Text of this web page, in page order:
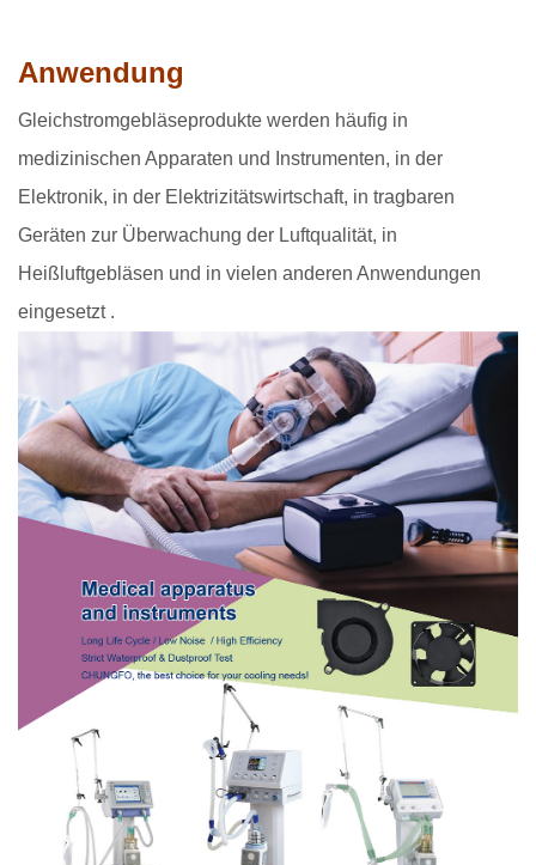
Anwendung
Gleichstromgebläseprodukte werden häufig in
medizinischen Apparaten und Instrumenten, in der
Elektronik, in der Elektrizitätswirtschaft, in tragbaren
Geräten zur Überwachung der Luftqualität, in
Heißluftgebläsen und in vielen anderen Anwendungen
eingesetzt .